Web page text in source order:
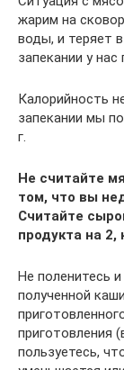
жарим на
воды, и теряет
запекании у нас
Калорийность
запекании мы
г.
Не считайте
том, что вы
Считайте
продукта на
Не поленитесь
полученной
приготовления
пользуетесь,